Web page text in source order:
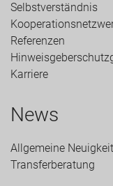
Selbstverständnis
Referenzen
Karriere
News
Allgemeine
Transfer­beratung